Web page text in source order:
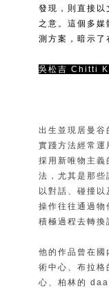
發現，則直接以
之意。這個多
測方案，暗示了
吳松吉 Chitti
出生並現居曼谷
實踐方法經常運
採用新唯物主義
法，尤其是那些
以對話、碰撞
操作往往通過物
積極過程去轉換
他的作品曾在
術中心、布拉
心、柏林的